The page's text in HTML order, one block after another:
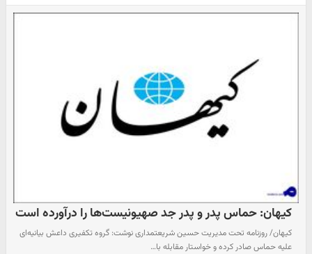
کیهان: حماس پدر و پدر جد صهیونیست‌ها را درآورده است
کیهان/ روزنامه تحت مدیریت حسین شریعتمداری نوشت: گروه تکفیری داعش بیانیه‌‌ای
علیه حماس صادر کرده و خواستار مقابله با…